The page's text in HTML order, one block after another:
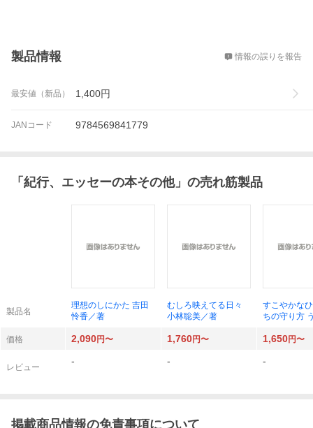
製品情報 情報の誤りを報告
最安値（新品） 1,400円
JANコード 9784569841779
「 紀行、エッセーの本その他」の売れ筋製品
製品名
理想のしにかた 吉田
怜香／著
むしろ映えてる日々
小林聡美／著
すこやかな
ちの守り方
価格
2,090円〜 1,760円〜 1,650円〜
レビュー
- - -
掲載商品情報の免責事項について